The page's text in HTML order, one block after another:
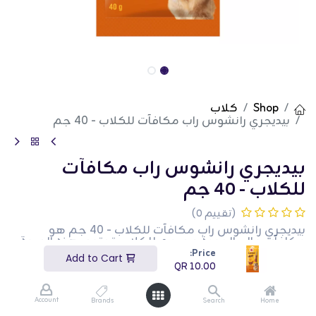
Price:
10.00
Home
Search
Brands
Account
Shop كلاب
بيديجري رانشوس راب مكافآت للكلاب - 40 جم
بيديجري رانشوس راب مكافآت
للكلاب - 40 جم
(تقييم 0)
بيديجري رانشوس راب مكافآت للكلاب - 40 جم هو
مكافآت عالي الجودة مصمم للكلاب. تحتوي هذه العبوة
بوزن 40 جم على لفائف لذيذة تحبها الكلاب. يوفر هذا
المنتج وجبة خفيفة لذيذة وممتعة لكلبك. هذا المنتج
مثالي لأصحاب الكلاب الذين يبحثون عن مكافأة لذيذة
لمكافأة حيواناتهم الأليفة.